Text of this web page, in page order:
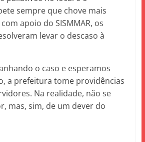
sempre que chove mais
apoio do SISMMAR, os
levar o descaso à
o caso e esperamos
a prefeitura tome providências
Na realidade, não se
mas, sim, de um dever do